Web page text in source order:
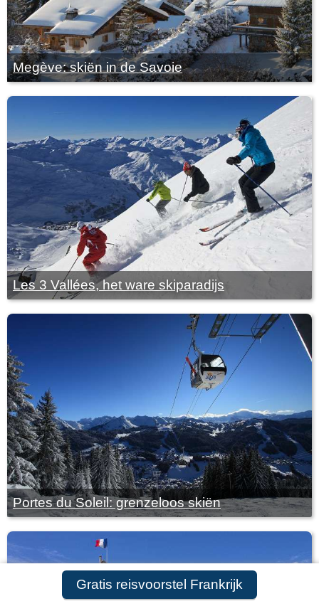
Gratis reisvoorstel Frankrijk
Megève: skiën in de Savoie
Les 3 Vallées, het ware skiparadijs
Portes du Soleil: grenzeloos skiën